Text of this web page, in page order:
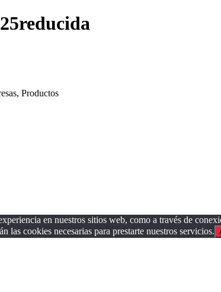
Productos
en nuestros sitios web, como a través de
las cookies necesarias para prestarte nuestros servicios.